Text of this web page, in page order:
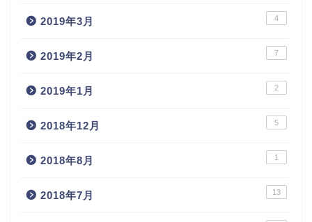
2019年3月 4
2019年2月 7
2019年1月 2
2018年12月 5
2018年8月 1
2018年7月 13